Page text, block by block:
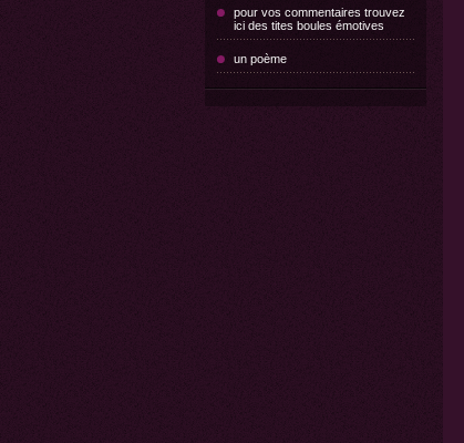
pour vos commentaires trouvez
ici des tites boules émotives
un poème